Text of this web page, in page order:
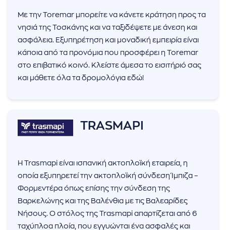
Με την Toremar μπορείτε να κάνετε κράτηση προς τα
νησιά της Τοσκάνης και να ταξιδέψετε με άνεση και
ασφάλεια. Εξυπηρέτηση και μοναδική εμπειρία είναι
κάποια από τα προνόμια που προσφέρει η Toremar
στο επιβατικό κοινό. Κλείστε άμεσα το εισιτήριό σας
και μάθετε όλα τα δρομολόγια εδώ!
TRASMAPI
H Trasmapi είναι ισπανική ακτοπλοϊκή εταιρεία, η
οποία εξυπηρετεί την ακτοπλοϊκή σύνδεση Ίμπιζα –
Φορμεντέρα όπως επίσης την σύνδεση της
Βαρκελώνης και της Βαλένθια με τις Βαλεαρίδες
Νήσους. Ο στόλος της Trasmapi απαρτίζεται από 6
ταχύπλοα πλοία, που εγγυώνται ένα ασφαλές και